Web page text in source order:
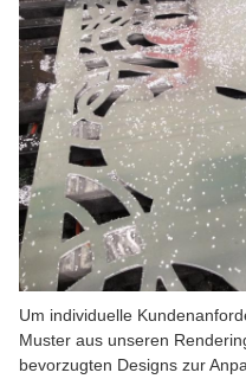
Um individuelle
Muster aus unseren
bevorzugten Designs zur